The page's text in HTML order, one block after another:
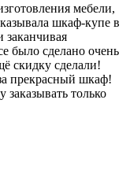
мебели,
шкаф-купе в
заканчивая
было сделано очень
скидку сделали!
прекрасный шкаф!
заказывать только